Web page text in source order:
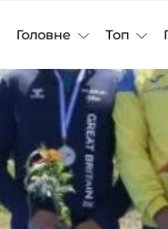
Головне Топ